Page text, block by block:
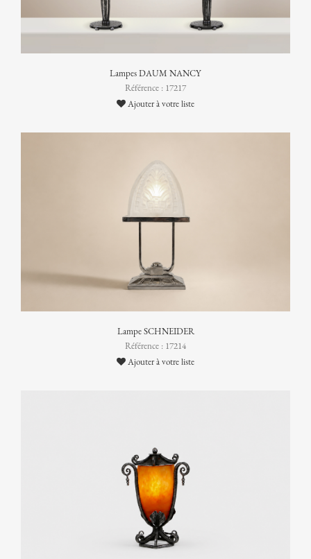
Lampes DAUM NANCY
Référence : 17217
Ajouter à votre liste
Lampe SCHNEIDER
Référence : 17214
Ajouter à votre liste